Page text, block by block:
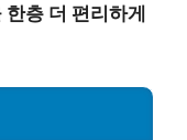
층 더 편리하게